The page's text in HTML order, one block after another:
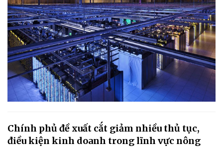
Chính phủ đề xuất cắt giảm nhiều thủ tục,
điều kiện kinh doanh trong lĩnh vực nông